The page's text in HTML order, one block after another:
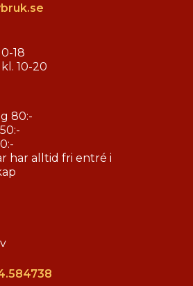
18
10-20
80:-
har alltid fri entré i